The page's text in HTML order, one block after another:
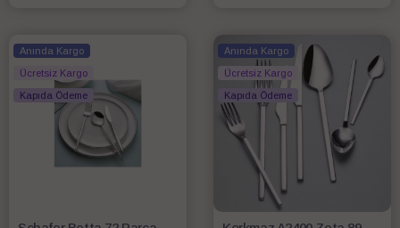
Anında Kargo
Ücretsiz Kargo
Kapıda Ödeme
Anında Kargo
Ücretsiz Kargo
Kapıda Ödeme